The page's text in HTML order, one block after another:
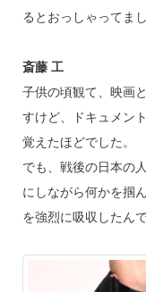
るとおっしゃってまし
斎藤 工
子供の頃観て、映画
すけど、ドキュメン
覚えたほどでした。
でも、戦後の日本の
にしながら何かを掴
を強烈に吸収したん